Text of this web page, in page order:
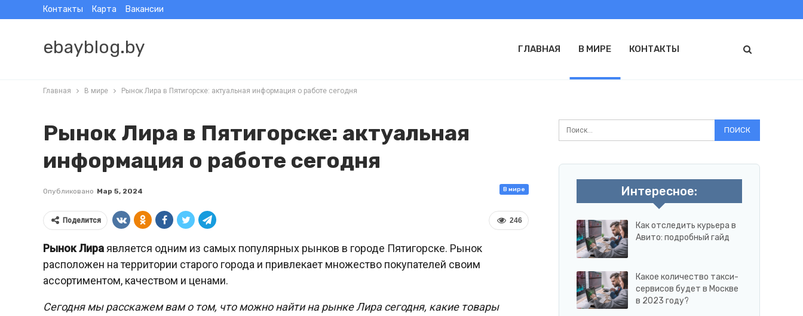
Контакты Карта Вакансии
ebayblog.by ГЛАВНАЯ В МИРЕ КОНТАКТЫ
Главная В мире Рынок Лира в Пятигорске: актуальная информация о работе сегодня
Рынок Лира в Пятигорске: актуальная
информация о работе сегодня
В мире
Опубликовано Мар 5, 2024
246
Поделится
Рынок Лира является одним из самых популярных рынков в городе Пятигорске. Рынок
расположен на территории старого города и привлекает множество покупателей своим
ассортиментом, качеством и ценами.
Сегодня мы расскажем вам о том, что можно найти на рынке Лира сегодня, какие товары
Интересное:
Как отследить курьера в
Авито: подробный гайд
Какое количество такси-
сервисов будет в Москве
в 2023 году?